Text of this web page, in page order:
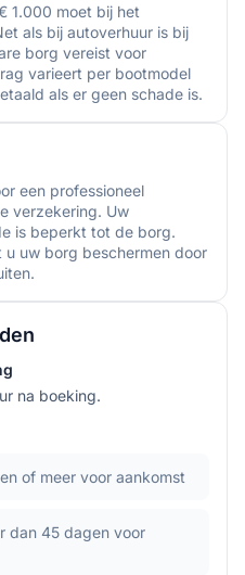
1.000 moet bij het
als bij autoverhuur is bij
borg vereist voor
varieert per bootmodel
als er geen schade is.
een professioneel
verzekering. Uw
is beperkt tot de borg.
uw borg beschermen door
na boeking.
of meer voor aankomst
dan 45 dagen voor